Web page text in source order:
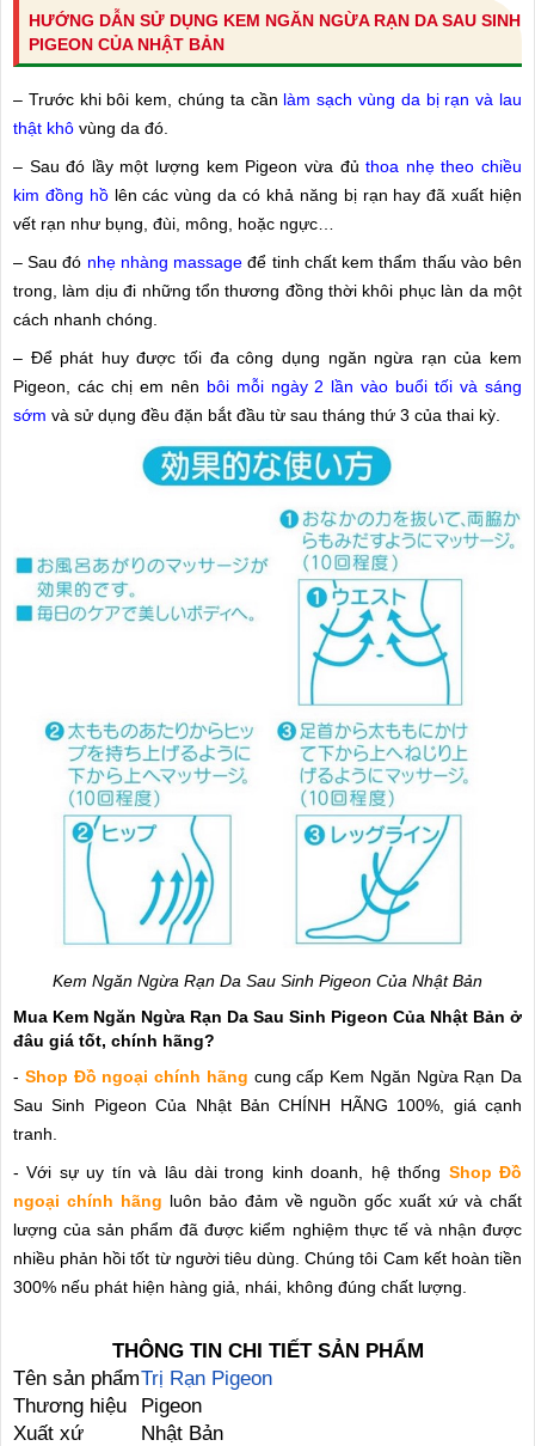
HƯỚNG DẪN SỬ DỤNG KEM NGĂN NGỪA RẠN DA SAU SINH
PIGEON CỦA NHẬT BẢN
– Trước khi bôi kem, chúng ta cần làm sạch vùng da bị rạn và lau
thật khô vùng da đó.
– Sau đó lầy một lượng kem Pigeon vừa đủthoa nhẹ theo chiều
kim đồng hồlên các vùng da có khả năng bị rạn hay đã xuất hiện
vết rạn như bụng, đùi, mông, hoặc ngực…
– Sau đó nhẹ nhàng massage để tinh chất kem thẩm thấu vào bên
trong, làm dịu đi những tổn thương đồng thời khôi phục làn da một
cách nhanh chóng.
– Để phát huy được tối đa công dụng ngăn ngừa rạn của kem
Pigeon, các chị em nên bôi mỗi ngày 2 lần vào buổi tối và sáng
sớm và sử dụng đều đặn bắt đầu từ sau tháng thứ 3 của thai kỳ.
Kem Ngăn Ngừa Rạn Da Sau Sinh Pigeon Của Nhật Bản
Mua Kem Ngăn Ngừa Rạn Da Sau Sinh Pigeon Của Nhật Bản ở
đâu giá tốt, chính hãng?
- Shop Đồ ngoại chính hãng cung cấp Kem Ngăn Ngừa Rạn Da
Sau Sinh Pigeon Của Nhật Bản CHÍNH HÃNG 100%, giá cạnh
tranh.
- Với sự uy tín và lâu dài trong kinh doanh, hệ thống Shop Đồ
ngoại chính hãng luôn bảo đảm về nguồn gốc xuất xứ và chất
lượng của sản phẩm đã được kiểm nghiệm thực tế và nhận được
nhiều phản hồi tốt từ người tiêu dùng. Chúng tôi Cam kết hoàn tiền
300% nếu phát hiện hàng giả, nhái, không đúng chất lượng.
THÔNG TIN CHI TIẾT SẢN PHẨM
Tên sản phẩmTrị Rạn Pigeon
Thương hiệu
Pigeon
Xuất xứ
Nhật Bản